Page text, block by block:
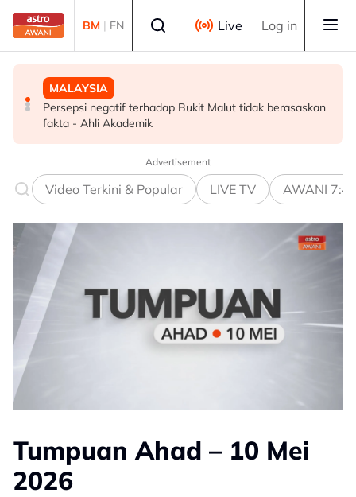
Skip to main content
BM | EN Live Log in
MALAYSIA
Persepsi negatif terhadap Bukit Malut tidak berasaskan
fakta - Ahli Akademik
MALAYSIA
Insiden rempuhan Jalan Ampang: Pendakwaan bantah
permohonan batal pertuduhan bunuh
DUNIA
Michelle Yeoh dinobatkan "Tokoh Perfileman Asia Tahun
Ini" di BIFF
Advertisement
Video Terkini & Popular LIVE TV AWANI
Tumpuan Ahad – 10 Mei
2026